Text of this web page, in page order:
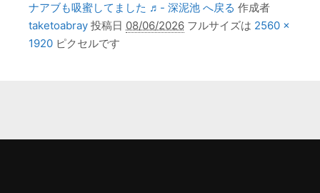
ナアブも吸蜜してました ♬- 深泥池 へ戻る 作成者
taketoabray 投稿日 08/06/2026 フルサイズは 2560 ×
1920 ピクセルです